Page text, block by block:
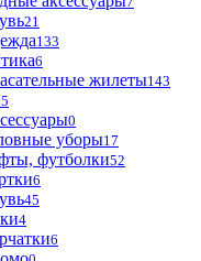
21
133
6
жилеты143
0
уборы17
футболки52
6
45
4
6